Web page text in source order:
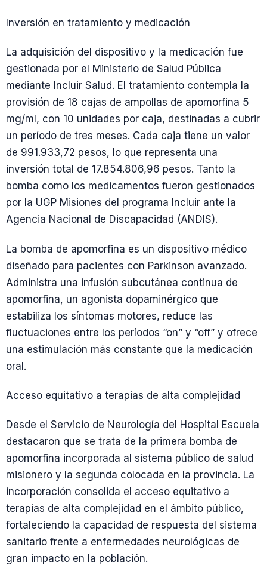
Inversión en tratamiento y medicación
La adquisición del dispositivo y la medicación fue
gestionada por el Ministerio de Salud Pública
mediante Incluir Salud. El tratamiento contempla la
provisión de 18 cajas de ampollas de apomorfina 5
mg/ml, con 10 unidades por caja, destinadas a cubrir
un período de tres meses. Cada caja tiene un valor
de 991.933,72 pesos, lo que representa una
inversión total de 17.854.806,96 pesos. Tanto la
bomba como los medicamentos fueron gestionados
por la UGP Misiones del programa Incluir ante la
Agencia Nacional de Discapacidad (ANDIS).
La bomba de apomorfina es un dispositivo médico
diseñado para pacientes con Parkinson avanzado.
Administra una infusión subcutánea continua de
apomorfina, un agonista dopaminérgico que
estabiliza los síntomas motores, reduce las
fluctuaciones entre los períodos “on” y “off” y ofrece
una estimulación más constante que la medicación
oral.
Acceso equitativo a terapias de alta complejidad
Desde el Servicio de Neurología del Hospital Escuela
destacaron que se trata de la primera bomba de
apomorfina incorporada al sistema público de salud
misionero y la segunda colocada en la provincia. La
incorporación consolida el acceso equitativo a
terapias de alta complejidad en el ámbito público,
fortaleciendo la capacidad de respuesta del sistema
sanitario frente a enfermedades neurológicas de
gran impacto en la población.